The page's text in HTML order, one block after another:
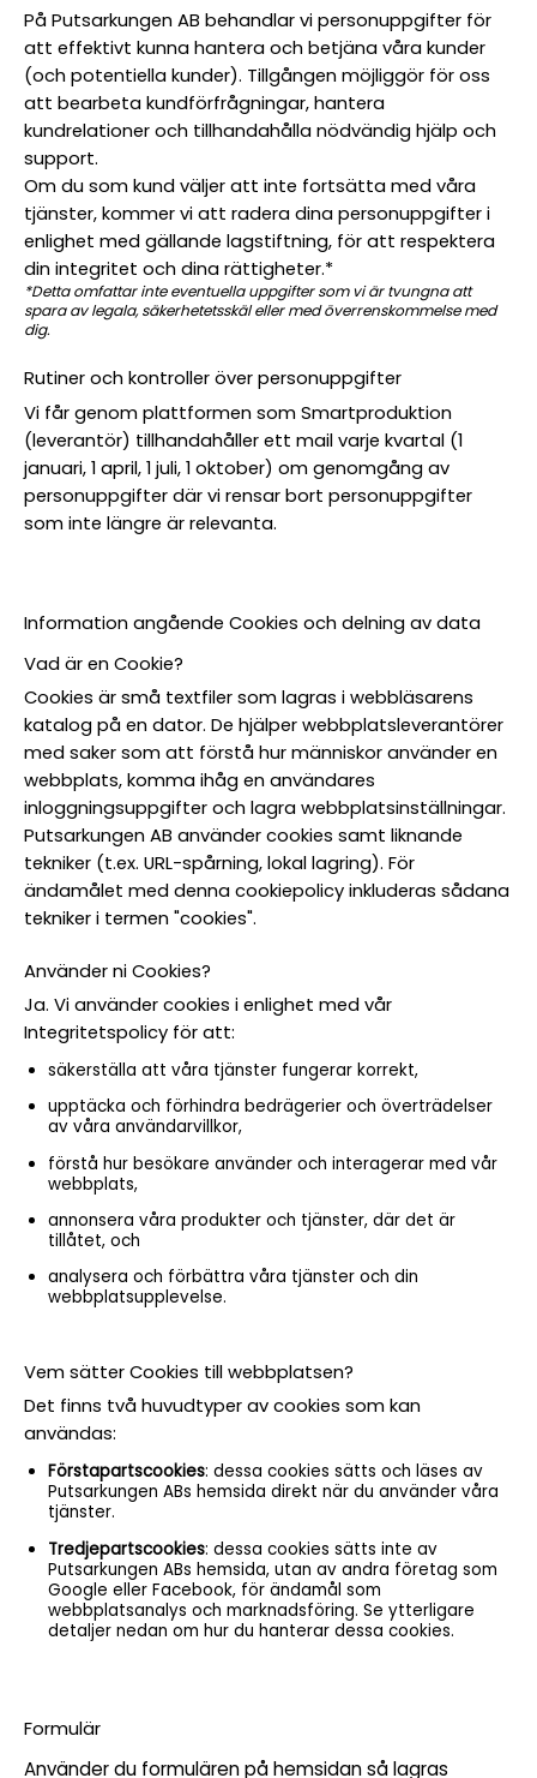
På Putsarkungen AB behandlar vi personuppgifter för
att effektivt kunna hantera och betjäna våra kunder
(och potentiella kunder). Tillgången möjliggör för oss
att bearbeta kundförfrågningar, hantera
kundrelationer och tillhandahålla nödvändig hjälp och
support.
Om du som kund väljer att inte fortsätta med våra
tjänster, kommer vi att radera dina personuppgifter i
enlighet med gällande lagstiftning, för att respektera
din integritet och dina rättigheter.*
*Detta omfattar inte eventuella uppgifter som vi är tvungna att
spara av legala, säkerhetetsskäl eller med överrenskommelse med
dig.
Rutiner och kontroller över personuppgifter
Vi får genom plattformen som Smartproduktion
(leverantör) tillhandahåller ett mail varje kvartal (1
januari, 1 april, 1 juli, 1 oktober) om genomgång av
personuppgifter där vi rensar bort personuppgifter
som inte längre är relevanta.
Information angående Cookies och delning av data
Vad är en Cookie?
Cookies är små textfiler som lagras i webbläsarens
katalog på en dator. De hjälper webbplatsleverantörer
med saker som att förstå hur människor använder en
webbplats, komma ihåg en användares
inloggningsuppgifter och lagra webbplatsinställningar.
Putsarkungen AB använder cookies samt liknande
tekniker (t.ex. URL-spårning, lokal lagring). För
ändamålet med denna cookiepolicy inkluderas sådana
tekniker i termen "cookies".
Använder ni Cookies?
Ja. Vi använder cookies i enlighet med vår
Integritetspolicy för att:
säkerställa att våra tjänster fungerar korrekt,
upptäcka och förhindra bedrägerier och överträdelser
av våra användarvillkor,
förstå hur besökare använder och interagerar med vår
webbplats,
annonsera våra produkter och tjänster, där det är
tillåtet, och
analysera och förbättra våra tjänster och din
webbplatsupplevelse.
Vem sätter Cookies till webbplatsen?
Det finns två huvudtyper av cookies som kan
användas:
Förstapartscookies: dessa cookies sätts och läses av
Putsarkungen ABs hemsida direkt när du använder våra
tjänster.
Tredjepartscookies: dessa cookies sätts inte av
Putsarkungen ABs hemsida, utan av andra företag som
Google eller Facebook, för ändamål som
webbplatsanalys och marknadsföring. Se ytterligare
detaljer nedan om hur du hanterar dessa cookies.
Formulär
Använder du formulären på hemsidan så lagras